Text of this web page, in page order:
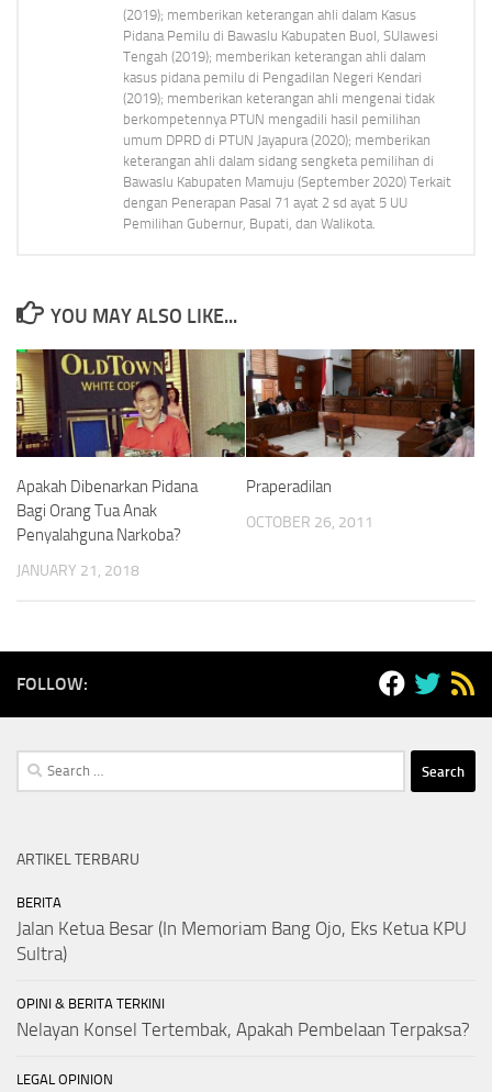
(2019); memberikan keterangan ahli dalam Kasus
Pidana Pemilu di Bawaslu Kabupaten Buol, SUlawesi
Tengah (2019); memberikan keterangan ahli dalam
kasus pidana pemilu di Pengadilan Negeri Kendari
(2019); memberikan keterangan ahli mengenai tidak
berkompetennya PTUN mengadili hasil pemilihan
umum DPRD di PTUN Jayapura (2020); memberikan
keterangan ahli dalam sidang sengketa pemilihan di
Bawaslu Kabupaten Mamuju (September 2020) Terkait
dengan Penerapan Pasal 71 ayat 2 sd ayat 5 UU
Pemilihan Gubernur, Bupati, dan Walikota.
YOU MAY ALSO LIKE...
Apakah Dibenarkan Pidana
Bagi Orang Tua Anak
Penyalahguna Narkoba?
JANUARY 21, 2018
Praperadilan
OCTOBER 26, 2011
FOLLOW:
Search
for:
ARTIKEL TERBARU
BERITA
Jalan Ketua Besar (In Memoriam Bang Ojo, Eks Ketua KPU
Sultra)
OPINI & BERITA TERKINI
Nelayan Konsel Tertembak, Apakah Pembelaan Terpaksa?
LEGAL OPINION